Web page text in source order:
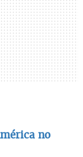
no